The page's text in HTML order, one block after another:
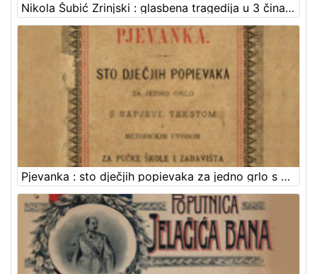
Nikola Šubić Zrinjski : glasbena tragedija u 3 čina (8 slika) : op. 403 / glasbotvorio Ivan pl. Zajc ; po drami Teodora Körnera napisao Hugo Badalić ; priređeno po sladatelju za glasovir ujedno s pjevanjem i sa hrvatskim i talijanskim tekstom. Zagreb, [1884].
Pjevanka : sto dječjih popievaka za jedno grlo s napjevi, tekstom i metodičkim uvodom : za pučke škole i zabavišta / uredio Fr. Š. Kuhač